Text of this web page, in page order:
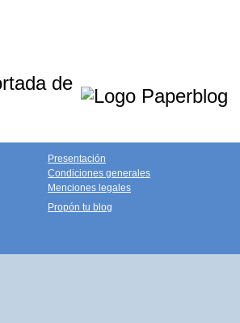
de
Presentación
Condiciones generales
Menciones legales
Propón tu blog